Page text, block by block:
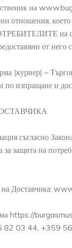
на
отношения,
на
от него
(куриер) –
по изпращане и
съгласно
за защита на
Доставчика:
https://
82 03 44, +359